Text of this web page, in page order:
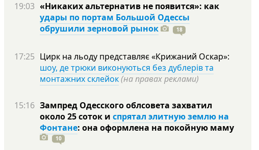
19:03 «Никаких альтернатив не появится»: как
удары по портам Большой Одессы
обрушили зерновой рынок
18
17:25 Цирк на льоду представляє «Крижаний Оскар»:
шоу, де трюки виконуються без дублерів та
монтажних склейок(на правах реклами)
15:16 Зампред Одесского облсовета захватил
около 25 соток и спрятал элитную землю на
Фонтане: она оформлена на покойную маму
10